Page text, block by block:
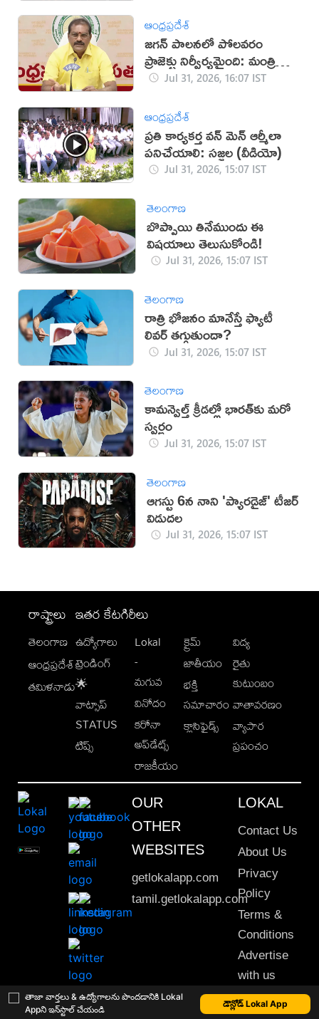
తాజా వార్తలు & ఉద్యోగాలను పొందడానికి Lokal
Appని ఇన్‌స్టాల్ చేయండి
డౌన్లోడ్ Lokal App
ఆంధ్రప్రదేశ్
జగన్‌ పాలనలో పోలవరం
ప్రాజెక్టు నిర్వీర్యమైంది: మంత్రి
నిమ్మలJul 31, 2026, 16:07 IST
ఆంధ్రప్రదేశ్
ప్రతి కార్యకర్త వన్ మెన్ ఆర్మీలా
పనిచేయాలి: సజ్జల (వీడియో)
Jul 31, 2026, 15:07 IST
తెలంగాణ
బొప్పాయి తినేముందు ఈ
విషయాలు తెలుసుకోండి!
Jul 31, 2026, 15:07 IST
తెలంగాణ
రాత్రి భోజనం మానేస్తే ఫ్యాటీ
లివర్ తగ్గుతుందా?
Jul 31, 2026, 15:07 IST
తెలంగాణ
కామన్వెల్త్ క్రీడల్లో భారత్‌కు మరో
స్వర్ణం
Jul 31, 2026, 15:07 IST
తెలంగాణ
ఆగస్టు 6న నాని 'ప్యారడైజ్' టీజర్
విడుదల
Jul 31, 2026, 15:07 IST
రాష్ట్రాలు
తెలంగాణ
ఆంధ్రప్రదేశ్
తమిళనాడు
ఇతర కేటగిరీలు
ఉద్యోగాలు
ట్రెండింగ్
🌟
వాట్సాప్
STATUS
టిప్స్
Lokal
-
మగువ
వినోదం
కరోనా
అప్‌డేట్స్
రాజకీయం
క్రైమ్
జాతీయం
భక్తి
సమాచారం
క్లాసిఫైడ్స్
విద్య
రైతు
కుటుంబం
వాతావరణం
వ్యాపార
ప్రపంచం
OUR
OTHER
WEBSITES
getlokalapp.com
tamil.getlokalapp.com
LOKAL
Contact Us
About Us
Privacy
Policy
Terms &
Conditions
Advertise
with us
Sitemap
This material may not be published, transmitted, rewritten or redistributed. © 2020 Lokal App. All rights reserved.